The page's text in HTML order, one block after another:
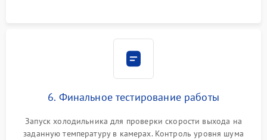
6. Финальное тестирование работы
Запуск холодильника для проверки скорости выхода на
заданную температуру в камерах. Контроль уровня шума